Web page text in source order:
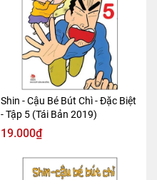
Shin - Cậu Bé Bút Chì - Đặc Biệt
- Tập 5 (Tái Bản 2019)
19.000₫